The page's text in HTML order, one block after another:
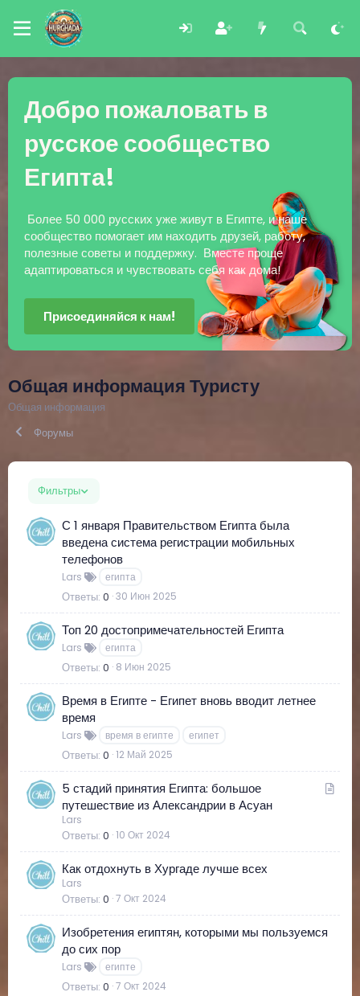
Добро пожаловать в
русское сообщество
Египта!
Более 50 000 русских уже живут в Египте, и наше
сообщество помогает им находить друзей, работу,
полезные советы и поддержку. Вместе проще
адаптироваться и чувствовать себя как дома!
Присоединяйся к нам!
Общая информация Туристу
Общая информация
Форумы
Фильтры
С 1 января Правительством Египта была
введена система регистрации мобильных
телефонов
Lars египта
Ответы 0 30 Июн 2025
Топ 20 достопримечательностей Египта
Lars египта
Ответы 0 8 Июн 2025
Время в Египте - Египет вновь вводит летнее
время
Lars время в египте египет
Ответы 0 12 Май 2025
С
ь
5 стадий принятия Египта: большое
путешествие из Александрии в Асуан
Lars
Ответы 0 10 Окт 2024
Как отдохнуть в Хургаде лучше всех
Lars
Ответы 0 7 Окт 2024
Изобретения египтян, которыми мы пользуемся
до сих пор
Lars египте
Ответы 0 7 Окт 2024